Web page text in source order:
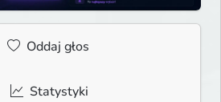
Oddaj głos
Statystyki